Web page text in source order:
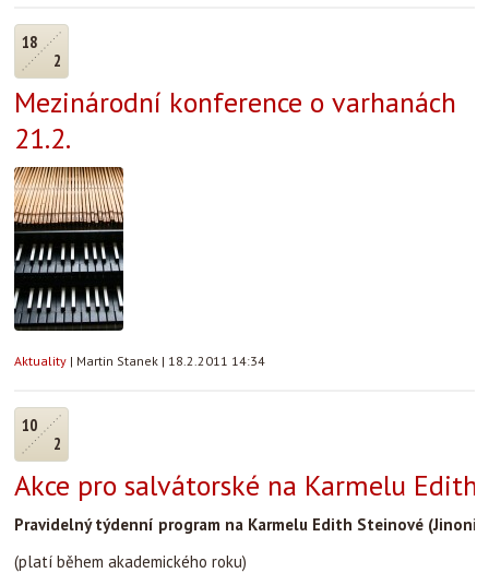
18
2
Mezinárodní konference o varhanách
21.2.
Aktuality | Martin Stanek | 18.2.2011 14:34
10
2
Akce pro salvátorské na Karmelu Edith
Pravidelný týdenní program na Karmelu Edith Steinové
(platí během akademického roku)